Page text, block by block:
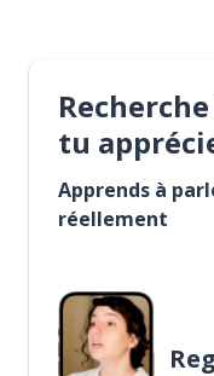
tu
Apprends à
réellement